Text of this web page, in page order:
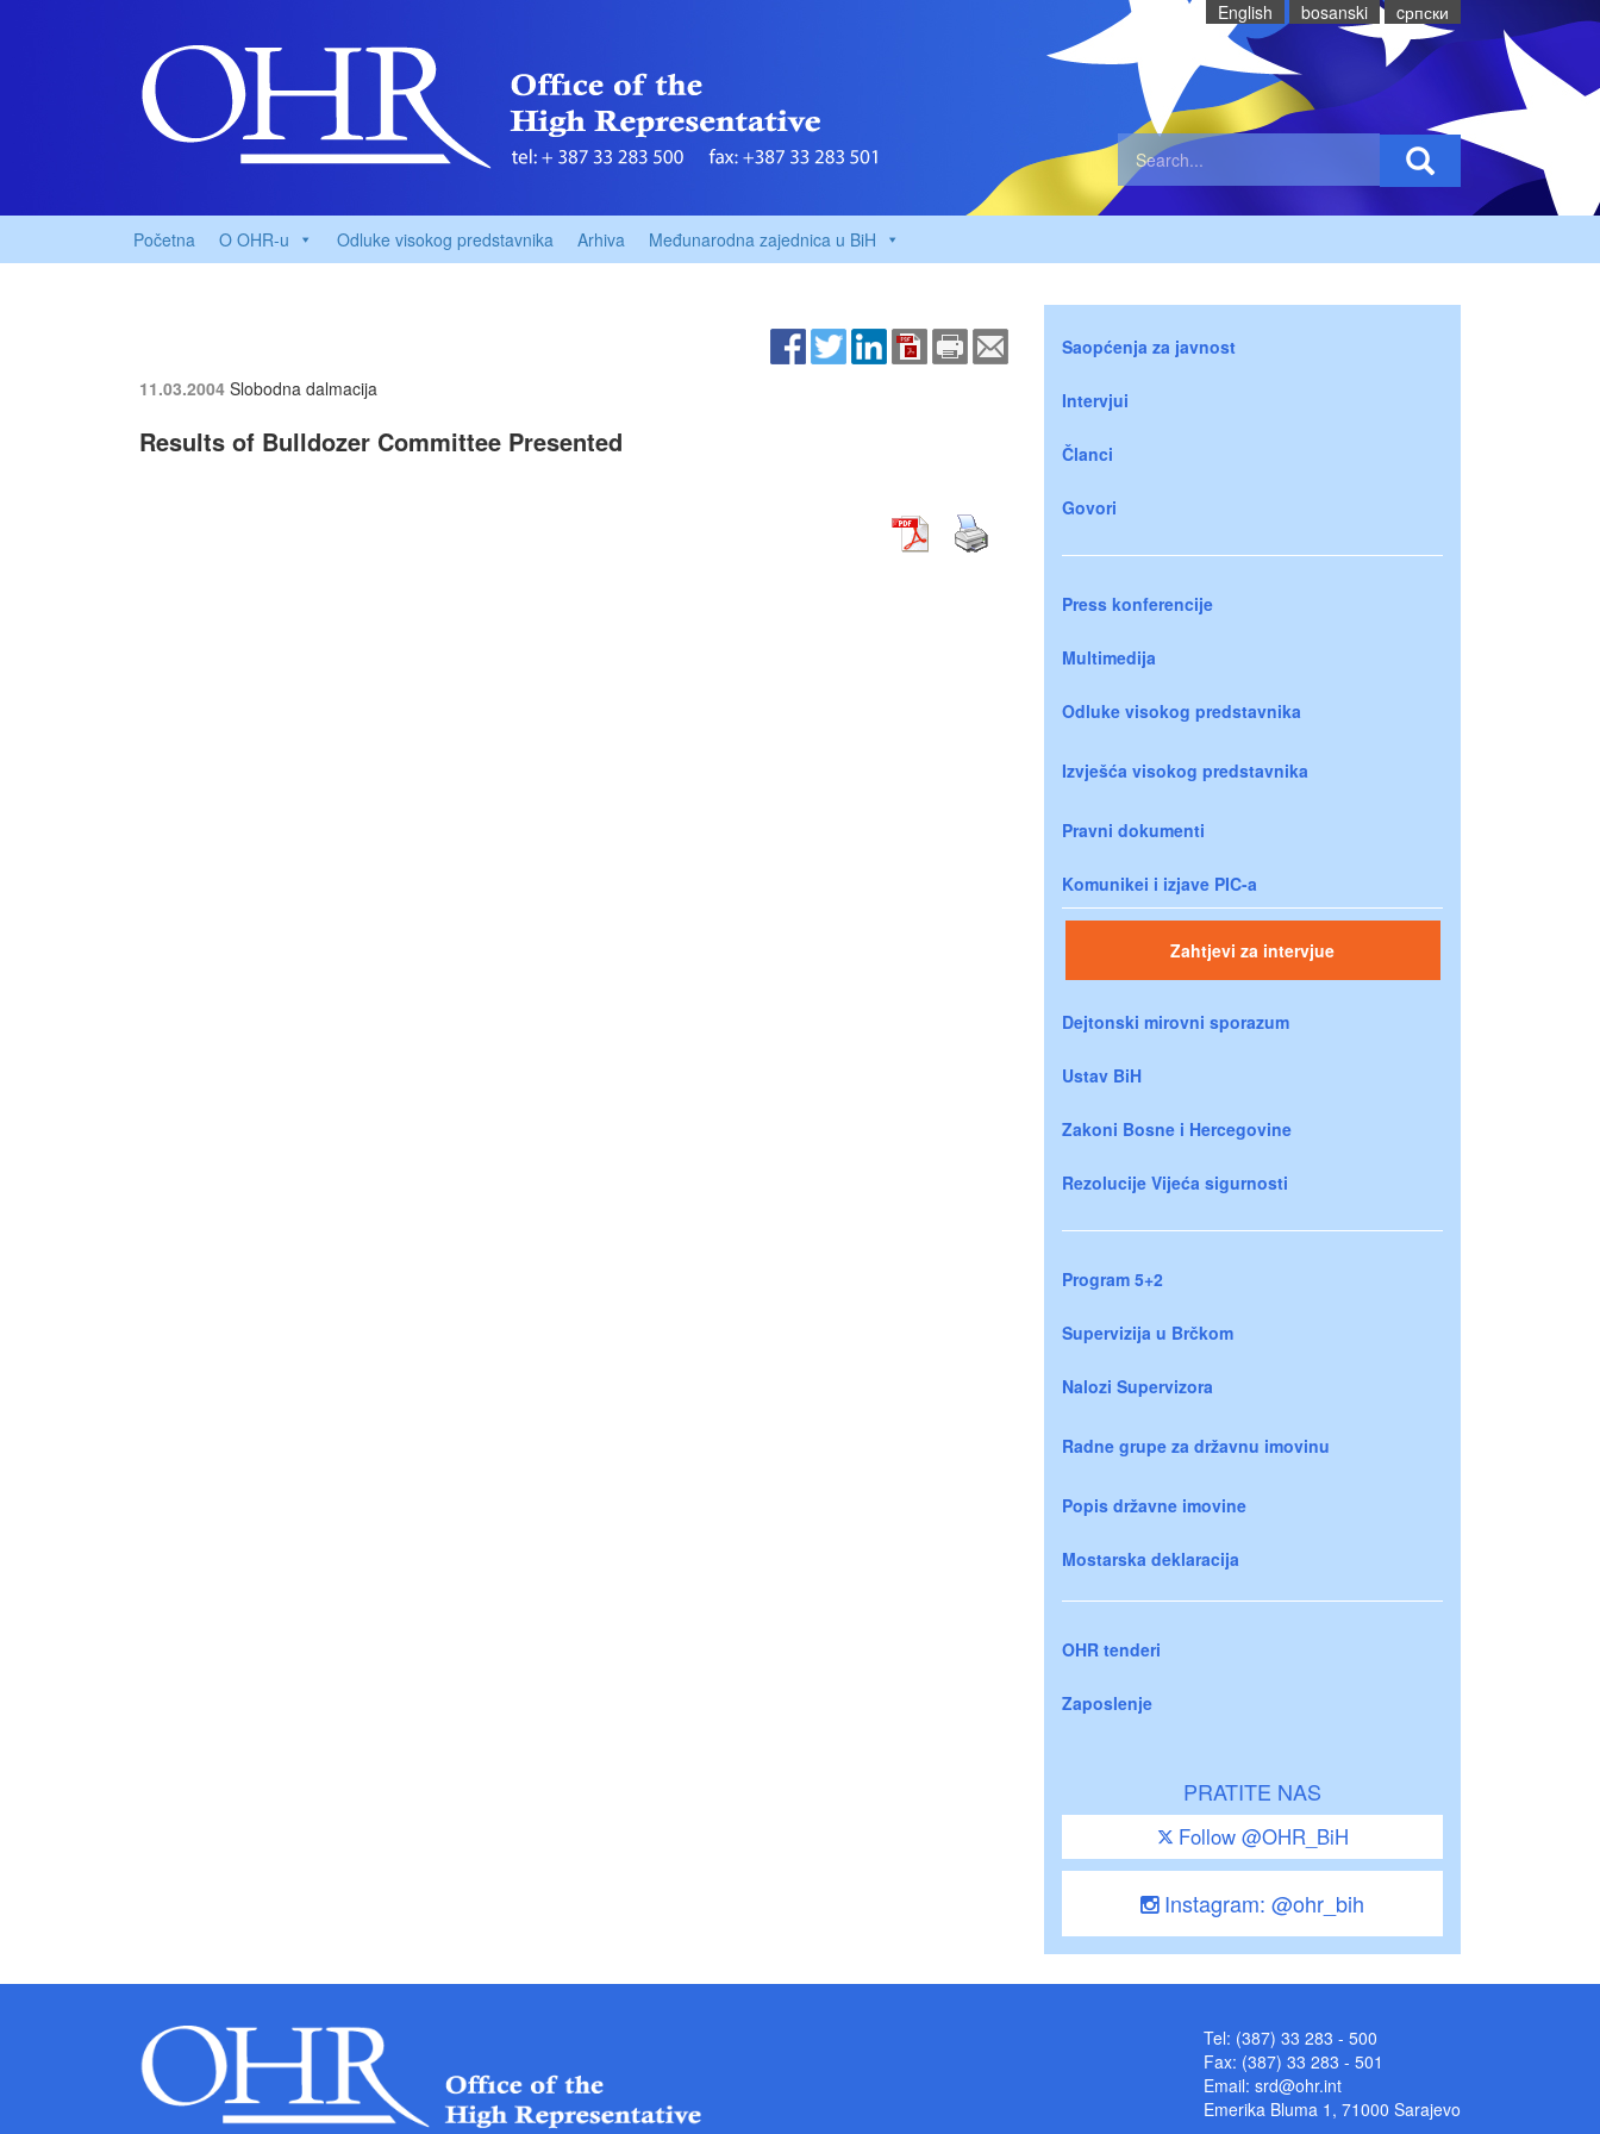
English bosanski cрпски
Početna O OHR-u Odluke visokog predstavnika Arhiva Međunarodna zajednica u BiH
11.03.2004 Slobodna dalmacija
Results of Bulldozer Committee Presented
Saopćenja za javnost
Intervjui
Članci
Govori
Press konferencije
Multimedija
Odluke visokog predstavnika
Izvješća visokog predstavnika
Pravni dokumenti
Komunikei i izjave PIC-a
Zahtjevi za intervjue
Dejtonski mirovni sporazum
Ustav BiH
Zakoni Bosne i Hercegovine
Rezolucije Vijeća sigurnosti
Program 5+2
Supervizija u Brčkom
Nalozi Supervizora
Radne grupe za državnu imovinu
Popis državne imovine
Mostarska deklaracija
OHR tenderi
Zaposlenje
PRATITE NAS
Follow @OHR_BiH
Instagram: @ohr_bih
Tel: (387) 33 283 - 500
Fax: (387) 33 283 - 501
Email: srd@ohr.int
Emerika Bluma 1, 71000 Sarajevo